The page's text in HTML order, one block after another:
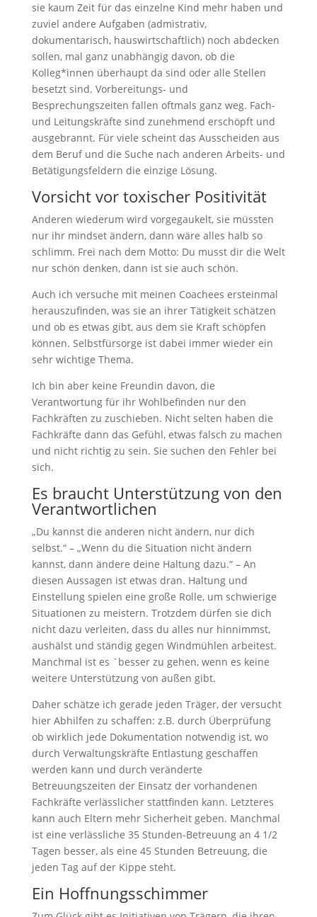
sie kaum Zeit für das einzelne Kind mehr haben und
zuviel andere Aufgaben (admistrativ,
dokumentarisch, hauswirtschaftlich) noch abdecken
sollen, mal ganz unabhängig davon, ob die
Kolleg*innen überhaupt da sind oder alle Stellen
besetzt sind. Vorbereitungs- und
Besprechungszeiten fallen oftmals ganz weg. Fach-
und Leitungskräfte sind zunehmend erschöpft und
ausgebrannt. Für viele scheint das Ausscheiden aus
dem Beruf und die Suche nach anderen Arbeits- und
Betätigungsfeldern die einzige Lösung.
Vorsicht vor toxischer Positivität
Anderen wiederum wird vorgegaukelt, sie müssten
nur ihr mindset ändern, dann wäre alles halb so
schlimm. Frei nach dem Motto: Du musst dir die Welt
nur schön denken, dann ist sie auch schön.
Auch ich versuche mit meinen Coachees ersteinmal
herauszufinden, was sie an ihrer Tätigkeit schätzen
und ob es etwas gibt, aus dem sie Kraft schöpfen
können. Selbstfürsorge ist dabei immer wieder ein
sehr wichtige Thema.
Ich bin aber keine Freundin davon, die
Verantwortung für ihr Wohlbefinden nur den
Fachkräften zu zuschieben. Nicht selten haben die
Fachkräfte dann das Gefühl, etwas falsch zu machen
und nicht richtig zu sein. Sie suchen den Fehler bei
sich.
Es braucht Unterstützung von den
Verantwortlichen
„Du kannst die anderen nicht ändern, nur dich
selbst.“ – „Wenn du die Situation nicht ändern
kannst, dann ändere deine Haltung dazu.“ – An
diesen Aussagen ist etwas dran. Haltung und
Einstellung spielen eine große Rolle, um schwierige
Situationen zu meistern. Trotzdem dürfen sie dich
nicht dazu verleiten, dass du alles nur hinnimmst,
aushälst und ständig gegen Windmühlen arbeitest.
Manchmal ist es ´besser zu gehen, wenn es keine
weitere Unterstützung von außen gibt.
Daher schätze ich gerade jeden Träger, der versucht
hier Abhilfen zu schaffen: z.B. durch Überprüfung
ob wirklich jede Dokumentation notwendig ist, wo
durch Verwaltungskräfte Entlastung geschaffen
werden kann und durch veränderte
Betreuungszeiten der Einsatz der vorhandenen
Fachkräfte verlässlicher stattfinden kann. Letzteres
kann auch Eltern mehr Sicherheit geben. Manchmal
ist eine verlässliche 35 Stunden-Betreuung an 4 1/2
Tagen besser, als eine 45 Stunden Betreuung, die
jeden Tag auf der Kippe steht.
Ein Hoffnungsschimmer